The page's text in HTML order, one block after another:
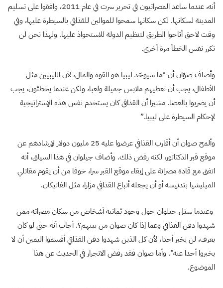
أنه، عندما ساعد المصراتيون في تحرير سرت في عام 2011، وافقوا على تسليم
المدينة لسكانها. لكن سكانها سمحوا للموالين للقذافي بالسيطرة عليها، وفي
وقت لاحق أتاحوا الطريق لتنظيم الدولة للاستحواذ عليها. ولهذا نحن لن
نكرر نفس الخطأ مرة أخرى.
وأضاف صوّان أن “ما سيوحّد ليبيا هو القوة والمال، لأن الليبيين مثل
الأطفال، يجب أن تعطيهم ملابس جميلة ولعبا، ولكن عندما يخطئون، يجب
أن يضربوا بالعصا. مشيرا أن القذافي كان يستخدم نفس هذه الإستراتيجية
لإحكام السيطرة على ليبيا.”
وألمح صوان أن أقارب القذافي عرضوا عليه 25 مليون دولار لإرشادهم عن
موقع قبر الدكتاتور، لكنه رفض ذلك. وأضاف جيلوان في هذا السياق، أنه
اتفق مع قادة مصراتة على إبقاء موقع القبر سرا، خوفا من أن يقوم مقاتلي
الميليشيا بتدنيسه أو أن يجعله أتباع القذافي مزارا، مثل الفاتيكان.
وعندما سئل جيلوان حول وجود ثمانية أشخاص من سكان مصراتة ممن
شهدوا دفن القذافي وعما إذا كان صوان من بينهم؟. أجاب أنه حتى لو كان
يعرف، لن يخبر أحدا، لأن كل الذين شهدوا دفن القذافي أقسموا اليمين أن لا
يخبروا أحدا عنه”. وأما صوان فقد رفض الانجرار في الحديث عن هذا
الموضوع.